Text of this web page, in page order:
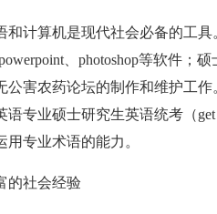
和计算机是现代社会必备的工具
、photoshop等软件；
公害农药论坛的制作和维护工
语专业硕士研究生英语统考（
用专业术语的能力。
的社会经验